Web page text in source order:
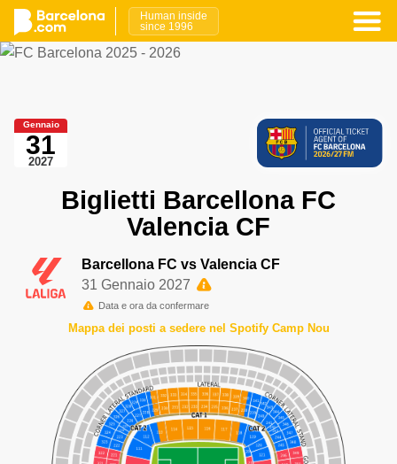
Human inside
since 1996
Gennaio
31
2027
Biglietti Barcellona FC
Valencia CF
Barcellona FC vs Valencia CF
31 Gennaio 2027
Data e ora da confermare
Mappa dei posti a sedere nel Spotify Camp Nou